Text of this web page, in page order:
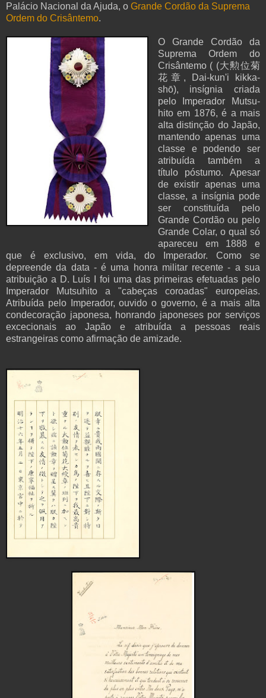
Palácio Nacional da Ajuda, o Grande Cordão da Suprema
Ordem do Crisântemo.
O Grande Cordão da
Suprema Ordem do
Crisântemo ( (大勲位菊
花章, Dai-kun'i kikka-
shō), insígnia criada
pelo Imperador Mutsu-
hito em 1876, é a mais
alta distinção do Japão,
mantendo apenas uma
classe e podendo ser
atribuída também a
título póstumo. Apesar
de existir apenas uma
classe, a insígnia pode
ser constituída pelo
Grande Cordão ou pelo
Grande Colar, o qual só
apareceu em 1888 e
que é exclusivo, em vida, do Imperador. Como se
depreende da data - é uma honra militar recente - a sua
atribuição a D. Luís I foi uma das primeiras efetuadas pelo
Imperador Mutsuhito a "cabeças coroadas" europeias.
Atribuída pelo Imperador, ouvido o governo, é a mais alta
condecoração japonesa, honrando japoneses por serviços
excecionais ao Japão e atribuída a pessoas reais
estrangeiras como afirmação de amizade.